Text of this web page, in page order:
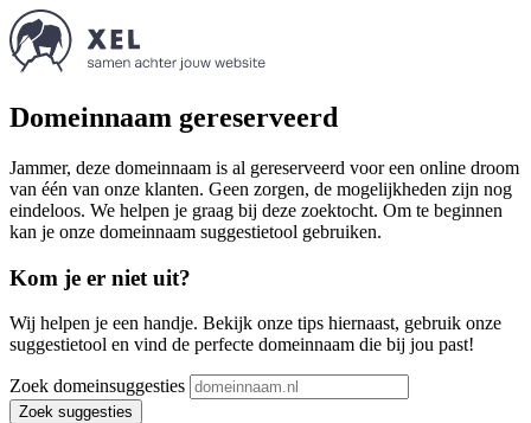
Domeinnaam gereserveerd
Jammer, deze domeinnaam is al gereserveerd voor een online droom
van één van onze klanten. Geen zorgen, de mogelijkheden zijn nog
eindeloos. We helpen je graag bij deze zoektocht. Om te beginnen
kan je onze domeinnaam suggestietool gebruiken.
Kom je er niet uit?
Wij helpen je een handje. Bekijk onze tips hiernaast, gebruik onze
suggestietool en vind de perfecte domeinnaam die bij jou past!
Zoek domeinsuggesties
Zoek suggesties